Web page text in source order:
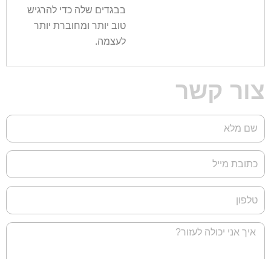
בבגדים שלה כדי להרגיש
טוב יותר ומחוברת יותר
לעצמה.
צור קשר